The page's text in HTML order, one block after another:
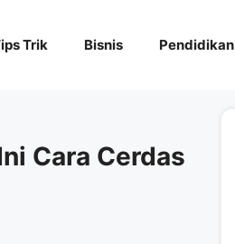
Trik Bisnis Pendidikan
Cara Cerdas